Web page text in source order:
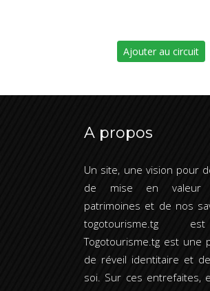
Ajouter au circuit
A propos
Un site, une vision pour
de mise en
patrimoines et de nos
togotourisme.tg
Togotourisme.tg est une
de réveil identitaire et
soi. Sur ces entrefaites,